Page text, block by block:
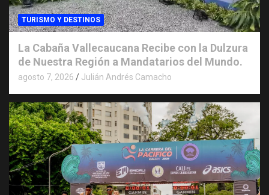
TURISMO Y DESTINOS
La Cabaña Vallecaucana Recibe con la Dulzura
de Nuestra Región a Mandatarios del Mundo.
agosto 7, 2026 Julián Andrés Camacho